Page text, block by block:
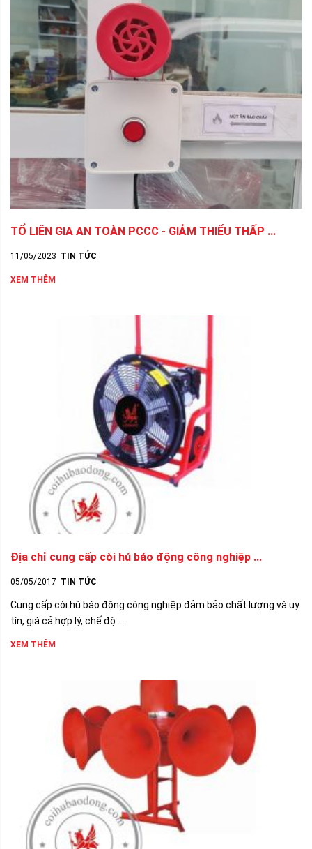
TỔ LIÊN GIA AN TOÀN PCCC - GIẢM THIỂU THẤP ...
11/05/2023 TIN TỨC
XEM THÊM
Địa chỉ cung cấp còi hú báo động công nghiệp ...
05/05/2017 TIN TỨC
Cung cấp còi hú báo động công nghiệp đảm bảo chất lượng và uy
tín, giá cả hợp lý, chế độ ...
XEM THÊM